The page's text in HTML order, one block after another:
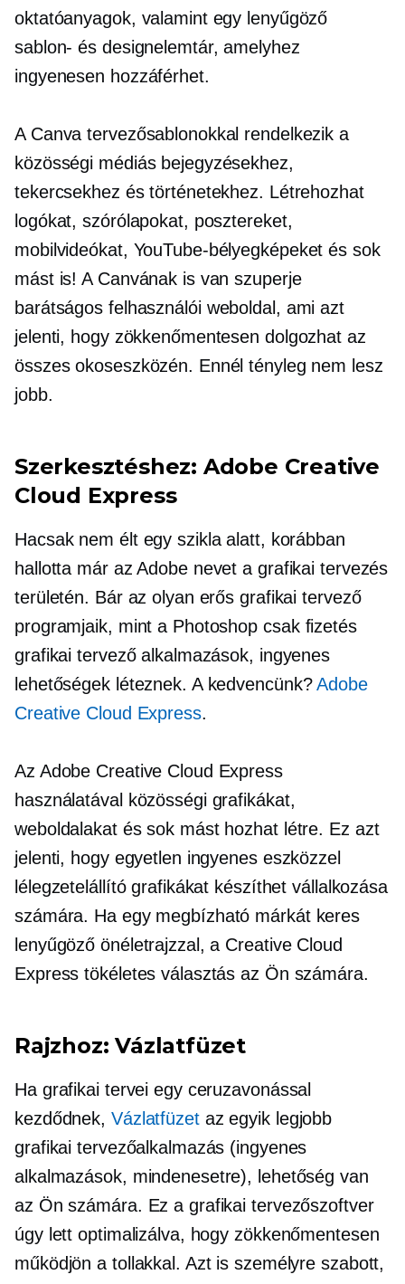
oktatóanyagok, valamint egy lenyűgöző
sablon- és designelemtár, amelyhez
ingyenesen hozzáférhet.
A Canva tervezősablonokkal rendelkezik a
közösségi médiás bejegyzésekhez,
tekercsekhez és történetekhez. Létrehozhat
logókat, szórólapokat, posztereket,
mobilvideókat, YouTube-bélyegképeket és sok
mást is! A Canvának is van szuperje
barátságos felhasználóiweboldal, ami azt
jelenti, hogy zökkenőmentesen dolgozhat az
összes okoseszközén. Ennél tényleg nem lesz
jobb.
Szerkesztéshez: Adobe Creative
Cloud Express
Hacsak nem élt egy szikla alatt, korábban
hallotta már az Adobe nevet a grafikai tervezés
területén. Bár az olyan erős grafikai tervező
programjaik, mint a Photoshop csak fizetés
grafikai tervező alkalmazások, ingyenes
lehetőségek léteznek. A kedvencünk?Adobe
Creative Cloud Express.
Az Adobe Creative Cloud Express
használatával közösségi grafikákat,
weboldalakat és sok mást hozhat létre. Ez azt
jelenti, hogy egyetlen ingyenes eszközzel
lélegzetelállító grafikákat készíthet vállalkozása
számára. Ha egy megbízható márkát keres
lenyűgöző önéletrajzzal, a Creative Cloud
Express tökéletes választás az Ön számára.
Rajzhoz: Vázlatfüzet
Ha grafikai tervei egy ceruzavonással
kezdődnek, Vázlatfüzetaz egyik legjobb
grafikai tervezőalkalmazás (ingyenes
alkalmazások, mindenesetre), lehetőség van
az Ön számára. Ez a grafikai tervezőszoftver
úgy lett optimalizálva, hogy zökkenőmentesen
működjön a tollakkal. Azt is személyre szabott,